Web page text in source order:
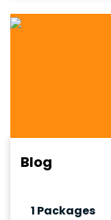
authentique...
Blog
1 Packages